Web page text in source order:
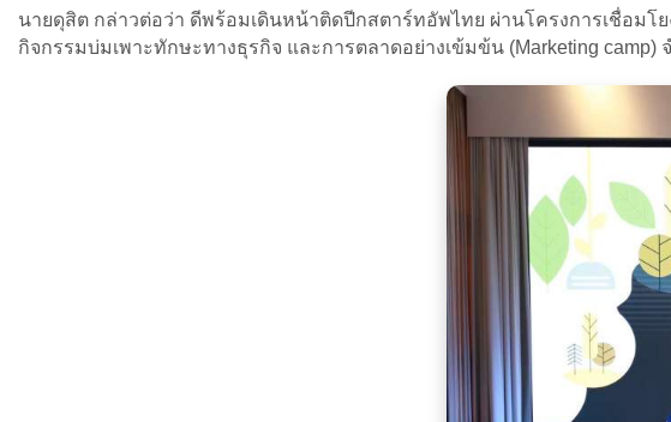
นายดุสิต กล่าวต่อว่า ดีพร้อมเดินหน้าติดปีกสตาร์ทอัพไทย ผ่านโครงการเชื่อมโ
กิจกรรมบ่มเพาะทักษะทางธุรกิจ และการตลาดอย่างเข้มข้น (Marketing camp)